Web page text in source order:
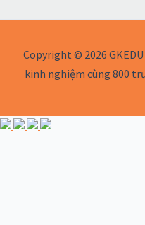
Copyright © 2026
kinh nghiệm cùng 800